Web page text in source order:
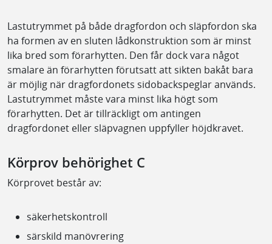
Lastutrymmet på både dragfordon och släpfordon ska
ha formen av en sluten lådkonstruktion som är minst
lika bred som förarhytten. Den får dock vara något
smalare än förarhytten förutsatt att sikten bakåt bara
är möjlig när dragfordonets sidobackspeglar används.
Lastutrymmet måste vara minst lika högt som
förarhytten. Det är tillräckligt om antingen
dragfordonet eller släpvagnen uppfyller höjdkravet.
Körprov behörighet C
Körprovet består av:
säkerhetskontroll
särskild manövrering